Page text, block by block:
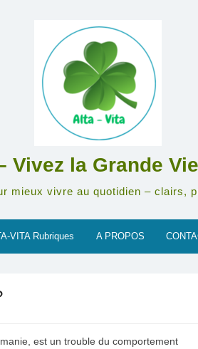
Vivez la Grande
mieux vivre au quotidien – clairs,
VITA Rubriques A PROPOS
est un trouble du comportement